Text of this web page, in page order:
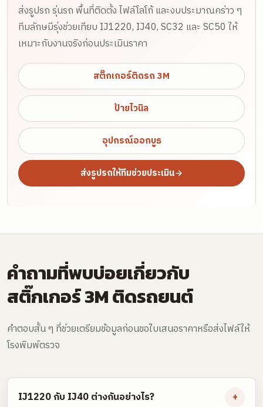
ส่งรูปรถ รุ่นรถ พื้นที่ติดตั้ง ไฟล์โลโก้ และงบประมาณคร่าว ๆ
ทีมลักษมีรุ่งช่วยเทียบ IJ1220, IJ40, SC32 และ SC50 ให้
เหมาะกับงานจริงก่อนประเมินราคา
สติ๊กเกอร์ติดรถ 3M
ป้ายไวนิล
อุปกรณ์ออกบูธ
ส่งรูปรถให้ทีมช่วยประเมิน
คำถามที่พบบ่อยเกี่ยวกับ
สติ๊กเกอร์ 3M ติดรถยนต์
คำตอบสั้น ๆ ที่ช่วยเตรียมข้อมูลก่อนขอใบเสนอราคาหรือส่งไฟล์ให้
โรงพิมพ์ตรวจ
IJ1220 กับ IJ40 ต่างกันอย่างไร? +